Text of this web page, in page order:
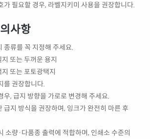
가 필요할 경우, 라벨지키미 사용을 권장합니다.
사항
종류를 꼭 지정해 주세요.
또는 두꺼운 용지
또는 포토광택지
를 권장합니다.
우, 급지 방향을 가로로 변경해 주세요.
급지 방식을 권장하며, 잉크가 완전히 마른 후
소량·다품종 출력에 적합하며, 인쇄소 수준의